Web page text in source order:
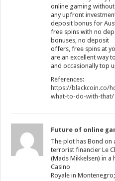
online gaming without
any upfront
deposit bonus for
free spins with no
bonuses, no deposit
offers, free spins at
are an excellent way
and occasionally top
References:
https://blackcoin.co/
what-to-do-with-that/
Future of online
The plot has Bond on
terrorist financier Le
(Mads Mikkelsen) in
Casino
Royale in